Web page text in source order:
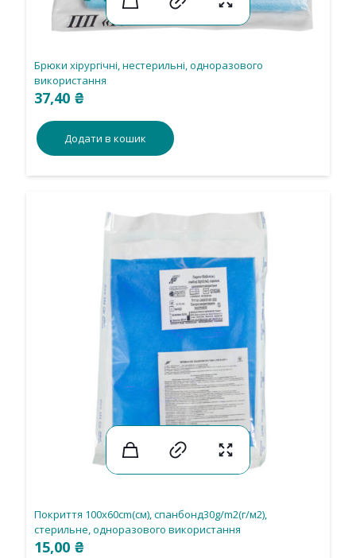
Брюки хірургічні, нестерильні, одноразового
використання
37,40 ₴
Додати в кошик
Покриття 100х60cm(см), спанбонд30g/m2(г/м2),
стерильне, одноразового використання
15,00 ₴